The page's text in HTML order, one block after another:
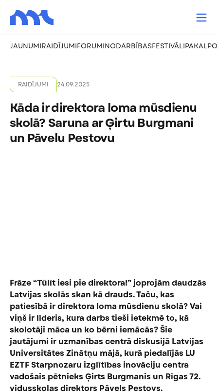
JAUNUMIRAIDĪJUMIFORUMINODARBĪBASFESTIVĀLI
RAIDĪJUMI 24.09.2025
Kāda ir direktora loma mūsdienu
skolā? Saruna ar Ģirtu Burgmani
un Pāvelu Pestovu
Frāze “Tūlīt iesi pie direktora!” joprojām daudzās
Latvijas skolās skan kā drauds. Taču, kas
patiesībā ir direktora loma mūsdienu skolā? Vai
viņš ir līderis, kura darbs tieši ietekmē to, kā
skolotāji māca un ko bērni iemācās? Šie
jautājumi ir uzmanības centrā diskusijā Latvijas
Universitātes Zinātņu mājā, kurā piedalījās LU
EZTF Starpnozaru izglītības inovāciju centra
vadošais pētnieks Ģirts Burgmanis un Rīgas 72.
vidusskolas direktors Pāvels Pestovs.